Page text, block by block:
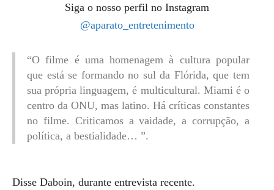
Siga o nosso perfil no Instagram
@aparato_entretenimento
“O filme é uma homenagem à cultura popular
que está se formando no sul da Flórida, que tem
sua própria linguagem, é multicultural. Miami é o
centro da ONU, mas latino. Há críticas constantes
no filme. Criticamos a vaidade, a corrupção, a
política, a bestialidade… ”.
Disse Daboin, durante entrevista recente.